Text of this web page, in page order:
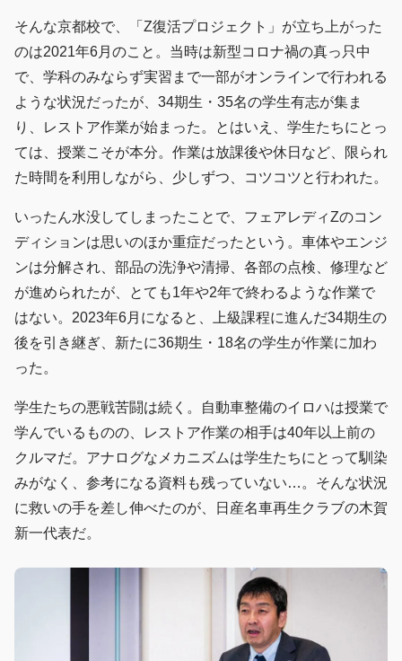
そんな京都校で、「Z復活プロジェクト」が立ち上がった
のは2021年6月のこと。当時は新型コロナ禍の真っ只中
で、学科のみならず実習まで一部がオンラインで行われる
ような状況だったが、34期生・35名の学生有志が集ま
り、レストア作業が始まった。とはいえ、学生たちにとっ
ては、授業こそが本分。作業は放課後や休日など、限られ
た時間を利用しながら、少しずつ、コツコツと行われた。
いったん水没してしまったことで、フェアレディZのコン
ディションは思いのほか重症だったという。車体やエンジ
ンは分解され、部品の洗浄や清掃、各部の点検、修理など
が進められたが、とても1年や2年で終わるような作業で
はない。2023年6月になると、上級課程に進んだ34期生の
後を引き継ぎ、新たに36期生・18名の学生が作業に加わ
った。
学生たちの悪戦苦闘は続く。自動車整備のイロハは授業で
学んでいるものの、レストア作業の相手は40年以上前の
クルマだ。アナログなメカニズムは学生たちにとって馴染
みがなく、参考になる資料も残っていない…。そんな状況
に救いの手を差し伸べたのが、日産名車再生クラブの木賀
新一代表だ。